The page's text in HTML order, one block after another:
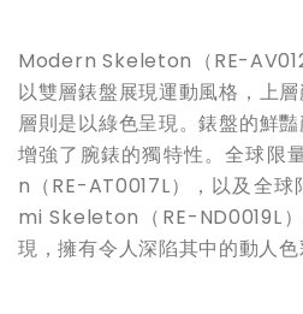
Modern Skeleton（RE-
以雙層錶盤展現運動風格，上
層則是以綠色呈現。錶盤的鮮
增強了腕錶的獨特性。全球
n（RE-AT0017L），以及全
mi Skeleton（RE-ND0019L
現，擁有令人深陷其中的動人色